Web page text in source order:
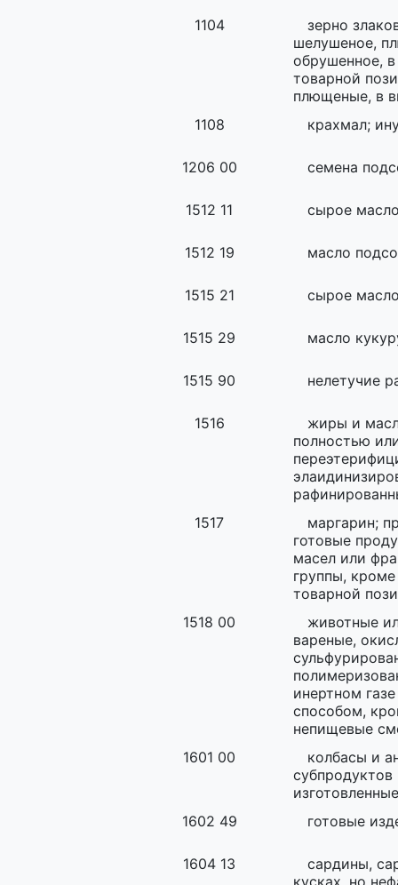
1104
зерно
шелушеное,
обрушенное,
товарной
плющеные, в
1108
крахмал;
1206 00 семена
1512 11 сырое
1512 19 масло
1515 21 сырое
1515 29 масло
1515 90 нелетучие
1516
жиры и
полностью
1517
маргарин;
готовые
масел или
группы,
товарной
1518 00
животные
вареные,
инертном
способом,
непищевые
1601 00
колбасы и
1602 49
готовые
1604 13
сардины,
кусках, но